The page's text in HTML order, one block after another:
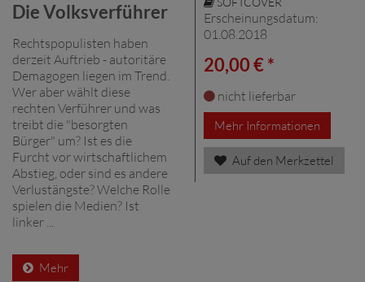
Die Volksverführer
Rechtspopulisten haben
derzeit Auftrieb - autoritäre
Demagogen liegen im Trend.
Wer aber wählt diese
rechten Verführer und was
treibt die "besorgten
Bürger" um? Ist es die
Furcht vor wirtschaftlichem
Abstieg, oder sind es andere
Verlustängste? Welche Rolle
spielen die Medien? Ist
linker ...
Mehr
Erscheinungsdatum:
01.08.2018
20,00 € *
nicht lieferbar
Mehr Informationen
Auf den Merkzettel